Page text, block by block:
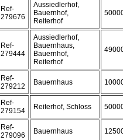
Ref-
279676
Aussiedlerhof,
Bauernhof,
Reiterhof
Ref-
279444
Aussiedlerhof,
Bauernhaus,
Bauernhof,
Reiterhof
Ref-
279212
Bauernhaus
Ref-
279154
Reiterhof, Schloss
Ref-
279096
Bauernhaus